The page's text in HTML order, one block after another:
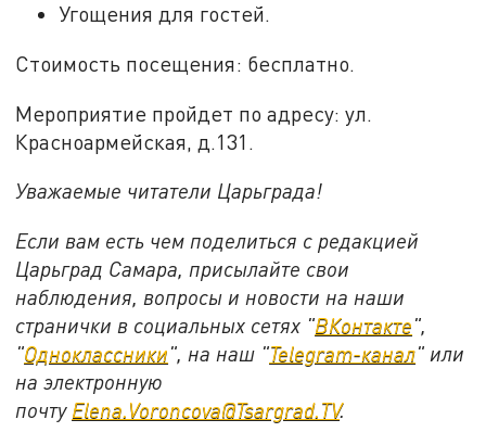
Угощения для гостей.
Стоимость посещения: бесплатно.
Мероприятие пройдет по адресу: ул.
Красноармейская, д.131.
Уважаемые читатели Царьграда!
Если вам есть чем поделиться с редакцией
Царьград Самара, присылайте свои
наблюдения, вопросы и новости на наши
странички в социальных сетях "ВКонтакте",
"Одноклассники", на наш "Telegram-канал" или
на электронную
почту Elena.Voroncova@Tsargrad.TV.